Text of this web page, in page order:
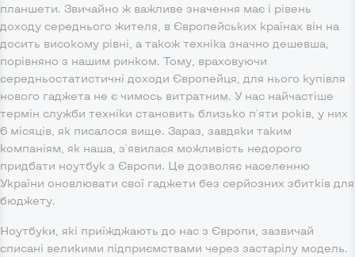
планшети. Звичайно ж важливе значення має і рівень
доходу середнього жителя, в Європейських країнах він на
досить високому рівні, а також техніка значно дешевша,
порівняно з нашим ринком. Тому, враховуючи
середньостатистичні доходи Європейця, для нього купівля
нового гаджета не є чимось витратним. У нас найчастіше
термін служби техніки становить близько п'яти років, у них
6 місяців, як писалося вище. Зараз, завдяки таким
компаніям, як наша, з'явилася можливість недорого
придбати ноутбук з Європи. Це дозволяє населенню
України оновлювати свої гаджети без серйозних збитків для
бюджету.
Ноутбуки, які приїжджають до нас з Європи, зазвичай
списані великими підприємствами через застарілу модель.